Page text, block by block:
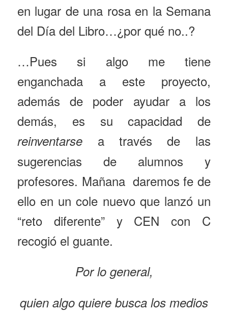
en lugar de una rosa en la Semana
del Día del Libro…¿por qué no..?
…Pues si algo me tiene
enganchada a este proyecto,
además de poder ayudar a los
demás, es su capacidad de
reinventarse a través de las
sugerencias de alumnos y
profesores. Mañana daremos fe de
ello en un cole nuevo que lanzó un
“reto diferente” y CEN con C
recogió el guante.
Por lo general,
quien algo quiere busca los medios